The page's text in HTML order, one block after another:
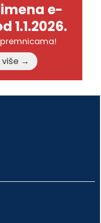
e-
1.1.2026.
Pročitajte više →